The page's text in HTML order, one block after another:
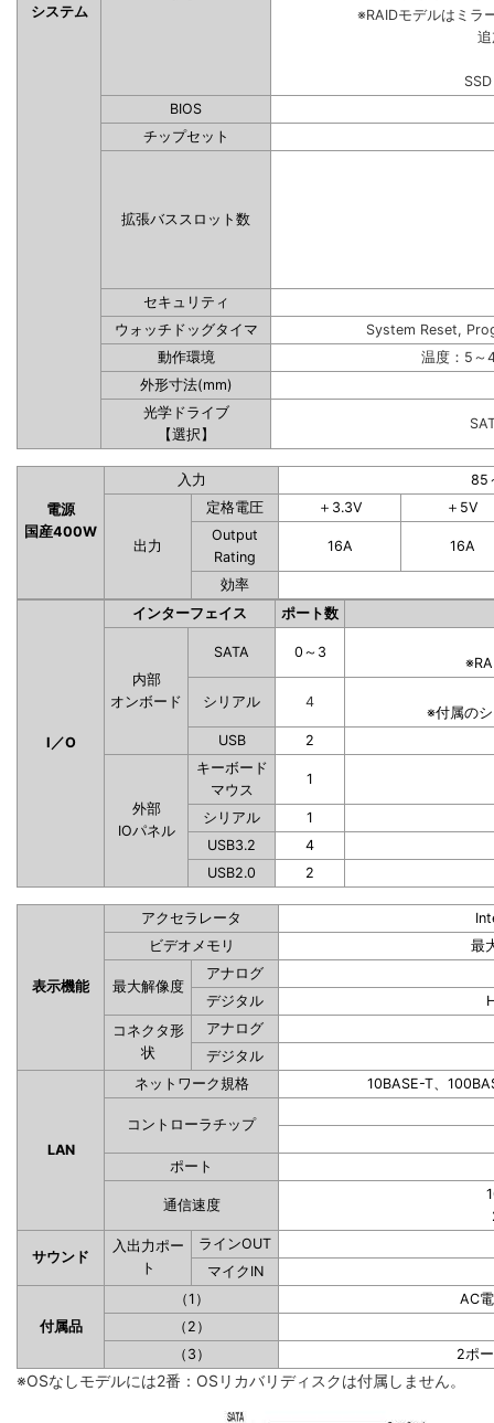
システム
※RAIDモデルはミラ
BIOS
チップセット
拡張バススロット数
セキュリティ
ウォッチドッグタイマ
System Reset,
動作環境
温度：5～
外形寸法(mm)
光学ドライブ
【選択】
電源
国産400W
入力 85
出力
定格電圧 ＋3.3V
＋5V
Output
Rating
16A 16A
効率
I／O
インターフェイス ポート数
内部
オンボード
SATA 0～3
シリアル 4
※付属の
USB
2
外部
IOパネル
キーボード
マウス
1
シリアル
1
USB3.2
4
USB2.0
2
表示機能
アクセラレータ
ビデオメモリ
最
最大解像度
アナログ
デジタル
コネクタ形
状
アナログ
デジタル
LAN
ネットワーク規格 10BASE-T、
コントローラチップ
ポート
通信速度
サウンド
入出力ポー
ト
ラインOUT
マイクIN
付属品
（1）
AC
（2）
（3）
2ポ
※OSなしモデルには2番：OSリカバリディスクは付属しません。